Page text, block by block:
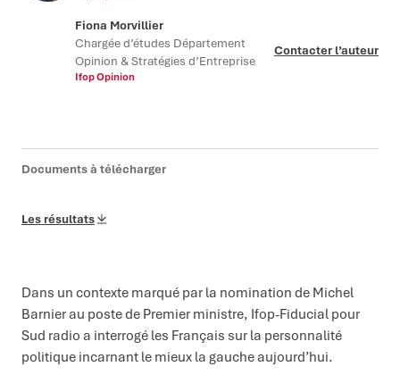
Fiona Morvillier
Chargée d’études Département
Opinion & Stratégies d’Entreprise
Ifop Opinion
Contacter l’auteur
Documents à télécharger
Les résultats
Dans un contexte marqué par la nomination de Michel
Barnier au poste de Premier ministre, Ifop-Fiducial pour
Sud radio a interrogé les Français sur la personnalité
politique incarnant le mieux la gauche aujourd’hui.